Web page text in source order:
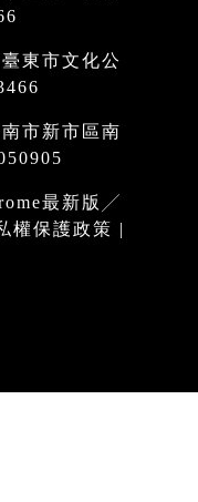
東市文化公
市新市區南
最新版╱
權保護政策 |